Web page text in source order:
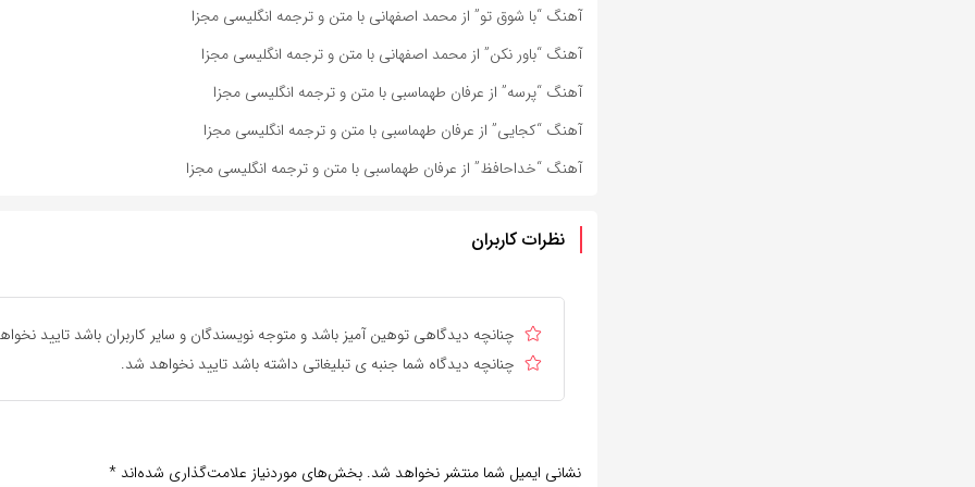
آهنگ “با شوق تو” از محمد اصفهانی با متن و ترجمه انگلیسی مجزا
آهنگ “باور نکن” از محمد اصفهانی با متن و ترجمه انگلیسی مجزا
آهنگ “پرسه” از عرفان طهماسبی با متن و ترجمه انگلیسی مجزا
آهنگ “کجایی” از عرفان طهماسبی با متن و ترجمه انگلیسی مجزا
آهنگ “خداحافظ” از عرفان طهماسبی با متن و ترجمه انگلیسی مجزا
نظرات کاربران
چنانچه دیدگاهی توهین آمیز باشد و متوجه نویسندگان و سایر کاربران باشد تایید
چنانچه دیدگاه شما جنبه ی تبلیغاتی داشته باشد تایید نخواهد شد.
نشانی ایمیل شما منتشر نخواهد شد. بخش‌های موردنیاز علامت‌گذاری شده‌اند *